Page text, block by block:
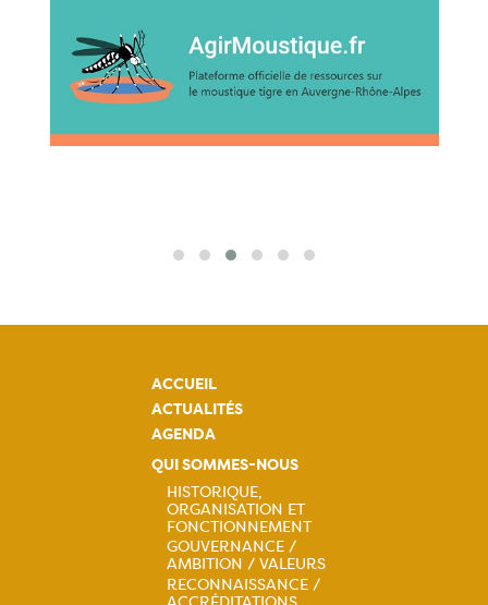
ACCUEIL
ACTUALITÉS
AGENDA
QUI SOMMES-NOUS
Navigation
principale
HISTORIQUE,
ORGANISATION ET
FONCTIONNEMENT
GOUVERNANCE /
AMBITION / VALEURS
RECONNAISSANCE /